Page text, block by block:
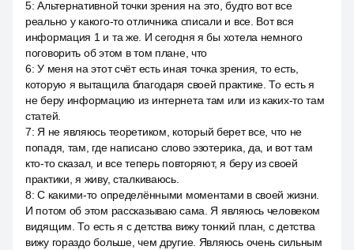
5:Альтернативной точки зрения на это, будто вот все
реально у какого-то отличника списали и все. Вот вся
информация 1 и та же. И сегодня я бы хотела немного
поговорить об этом в том плане, что
6:У меня на этот счёт есть иная точка зрения, то есть,
которую я вытащила благодаря своей практике. То есть я
не беру информацию из интернета там или из каких-то там
статей.
7: Я не являюсь теоретиком, который берет все, что не
попадя, там, где написано слово эзотерика, да, и вот там
кто-то сказал, и все теперь повторяют, я беру из своей
практики, я живу, сталкиваюсь.
8:С какими-то определёнными моментами в своей жизни.
И потом об этом рассказываю сама. Я являюсь человеком
видящим. То есть я с детства вижу тонкий план, с детства
вижу гораздо больше, чем другие. Являюсь очень сильным